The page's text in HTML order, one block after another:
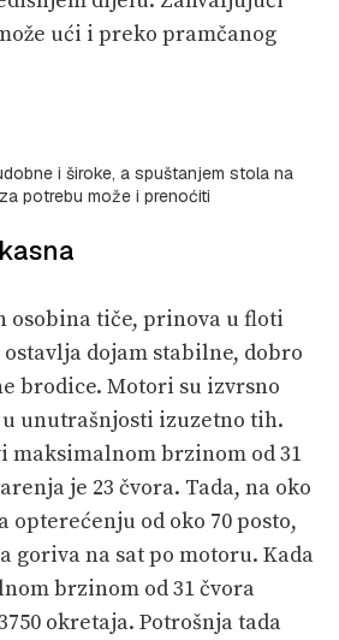
ući i preko pramčanog
i široke, a spuštanjem stola na
potrebu može i prenoćiti
osobina tiče, prinova u floti
dojam stabilne, dobro
brodice. Motori su izvrsno
unutrašnjosti izuzetno tih.
maksimalnom brzinom od 31
je 23 čvora. Tada, na oko
opterećenju od oko 70 posto,
goriva na sat po motoru. Kada
brzinom od 31 čvora
okretaja. Potrošnja tada